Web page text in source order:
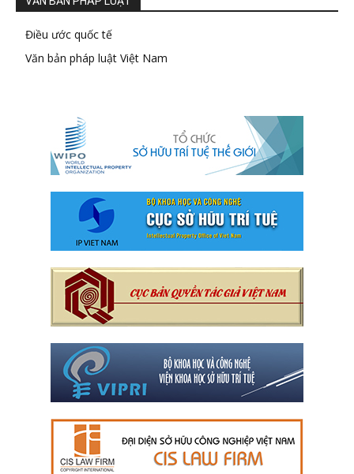
Điều ước quốc tế
Văn bản pháp luật Việt Nam